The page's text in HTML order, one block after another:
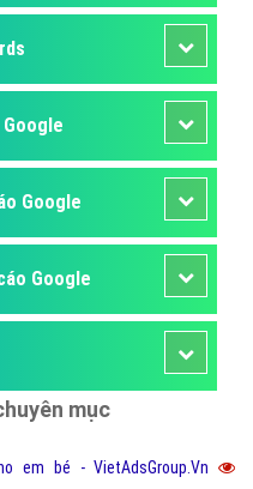
Google
Google
mục
em bé - VietAdsGroup.Vn